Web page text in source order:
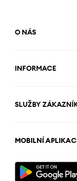
O NÁS
INFORMACE
SLUŽBY
MOBILNÍ